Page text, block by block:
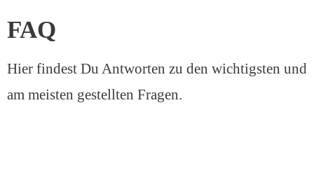
FAQ
Hier findest Du Antworten zu den wichtigsten und
am meisten gestellten Fragen.